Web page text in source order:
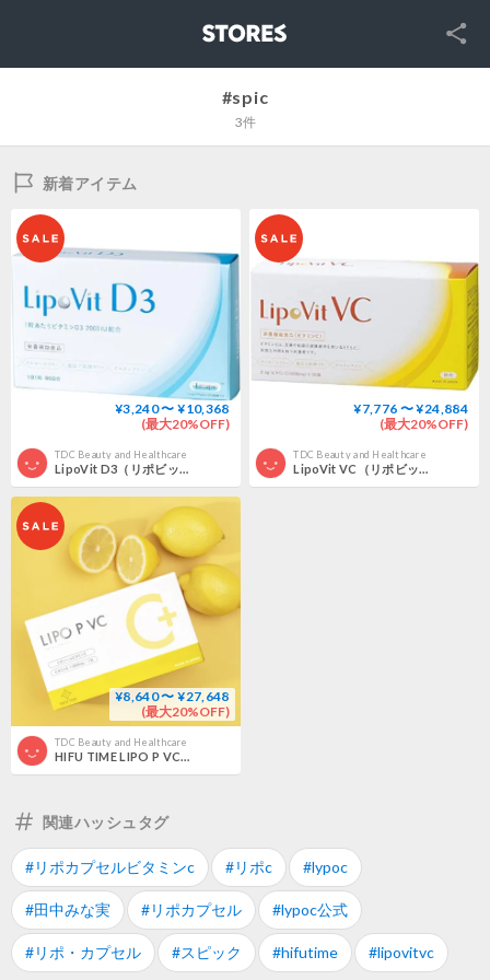
SNS
#spic
3件
新着アイテム
¥3,240 〜 ¥10,368
(最大20%OFF)
TDC Beauty and Healthcare
LipoVit D3（リポビット D3) 60粒
¥7,776 〜 ¥24,884
(最大20%OFF)
TDC Beauty and Healthcare
LipoVit VC（リポビット VC) 30包
¥8,640 〜 ¥27,648
(最大20%OFF)
TDC Beauty and Healthcare
HIFU TIME LIPO P VC 4g×30包
関連ハッシュタグ
#リポカプセルビタミンc #リポc #lypoc
#田中みな実 #リポカプセル #lypoc公式
#リポ・カプセル #スピック #hifutime #lipovitvc